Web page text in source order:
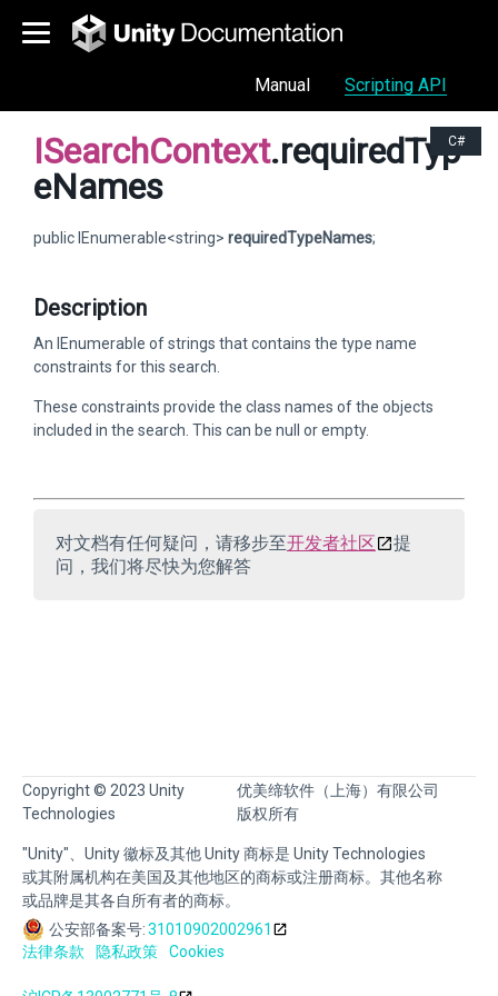
Manual Scripting API
C#
ISearchContext.requiredTyp
eNames
public IEnumerable<string> requiredTypeNames;
Description
An IEnumerable of strings that contains the type name
constraints for this search.
These constraints provide the class names of the objects
included in the search. This can be null or empty.
对文档有任何疑问，请移步至开发者社区
提
问，我们将尽快为您解答
Copyright © 2023 Unity
Technologies
优美缔软件（上海）有限公司
版权所有
"Unity"、Unity 徽标及其他 Unity 商标是 Unity Technologies
或其附属机构在美国及其他地区的商标或注册商标。其他名称
或品牌是其各自所有者的商标。
公安部备案号:31010902002961
法律条款
隐私政策 Cookies